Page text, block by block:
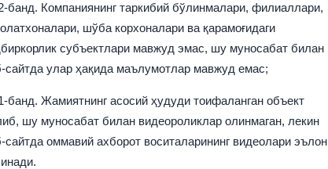
банд. Компаниянинг таркибий бўлинмалари, филиаллари,
шўба корхоналари ва қарамоғидаги
субъектлари мавжуд эмас, шу муносабат билан
сайтда улар ҳақида маълумотлар мавжуд емас;
банд. Жамиятнинг асосий ҳудуди тоифаланган объект
шу муносабат билан видеороликлар олинмаган, лекин
сайтда оммавий ахборот воситаларининг видеолари эълон